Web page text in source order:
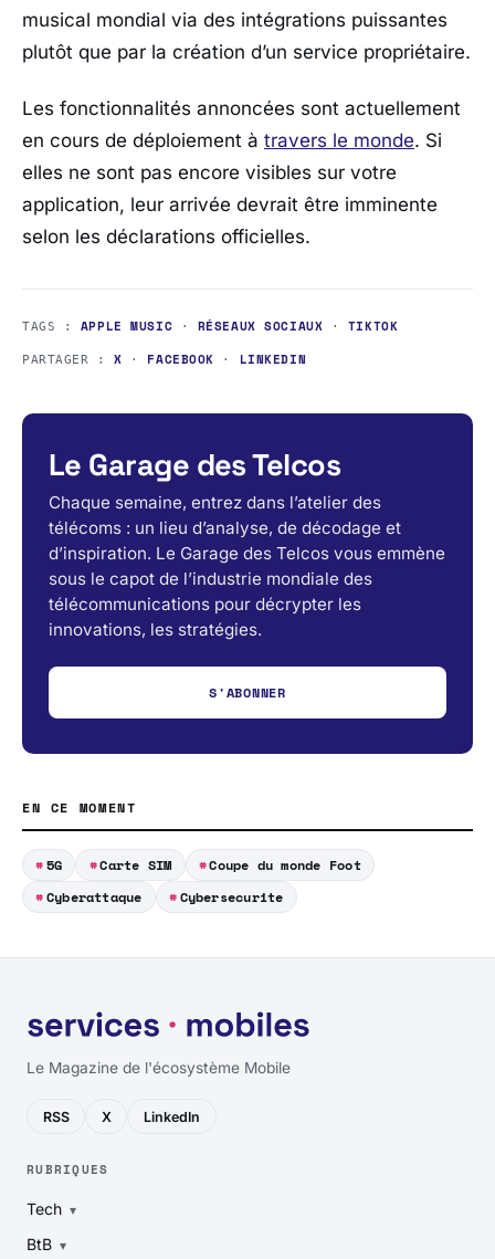
musical mondial via des intégrations puissantes
plutôt que par la création d’un service propriétaire.
Les fonctionnalités annoncées sont actuellement
en cours de déploiement à travers le monde. Si
elles ne sont pas encore visibles sur votre
application, leur arrivée devrait être imminente
selon les déclarations officielles.
TAGS : APPLE MUSIC · RÉSEAUX SOCIAUX · TIKTOK
PARTAGER :X · FACEBOOK · LINKEDIN
Le Garage des Telcos
Chaque semaine, entrez dans l’atelier des
télécoms : un lieu d’analyse, de décodage et
d’inspiration. Le Garage des Telcos vous emmène
sous le capot de l’industrie mondiale des
télécommunications pour décrypter les
innovations, les stratégies.
S'ABONNER
EN CE MOMENT
5G Carte SIM
Coupe du monde Foot
Cyberattaque
Cybersecurite
Le Magazine de l'écosystème Mobile
RSS X LinkedIn
RUBRIQUES
Tech
BtB